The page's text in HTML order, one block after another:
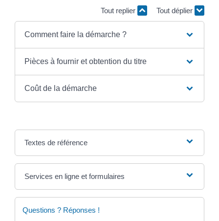
Tout replier
Tout déplier
Comment faire la démarche ?
Pièces à fournir et obtention du titre
Coût de la démarche
Textes de référence
Services en ligne et formulaires
Questions ? Réponses !